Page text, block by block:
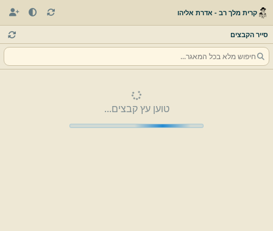
קרית מלך רב - אדרת אליהו
סייר הקבצים
טוען עץ קבצים...